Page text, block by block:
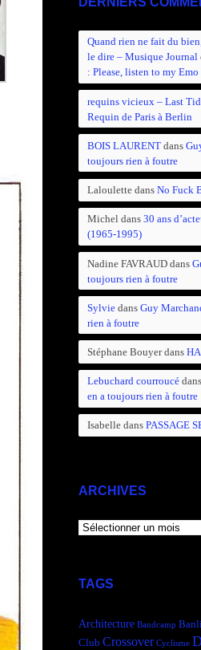
Quand rien ne fait du
le dire – Musique Journal
: Please, listen to my Emo
requins vicieux – Last
Requin de Paris à Berlin
BOIS LAURENTdans
toujours rien à foutre
Laloulettedans No Fuck
Micheldans 30 ans
(1965-1995)
Nadine FAVRAUDdans
toujours rien à foutre
Sylviedans Guy
rien à foutre
Stéphane Bouyerdans
Lebuchard courroucédans
en a toujours rien à foutre
Isabelledans PASSAGE
ARCHIVES
ARCHIVES
TAGS
Architecture Bandcamp
Club Crossover Cyclisme